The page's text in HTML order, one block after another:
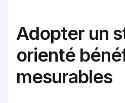
Adopter un
orienté
mesurables